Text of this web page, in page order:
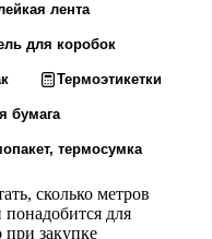
лента
для коробок
Термоэтикетки
бумага
термосумка
сколько метров
для
при закупке